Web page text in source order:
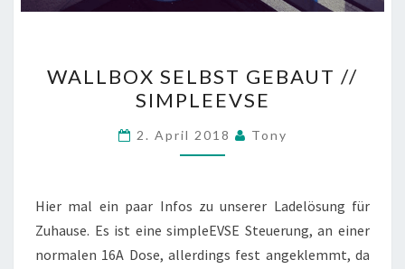
SELBST
GEBAUT
//
SIMPLEEVSE
WALLBOX SELBST GEBAUT //
SIMPLEEVSE
2. April 2018 Tony
Hier mal ein paar Infos zu unserer Ladelösung für
Zuhause. Es ist eine simpleEVSE Steuerung, an einer
normalen 16A Dose, allerdings fest angeklemmt, da